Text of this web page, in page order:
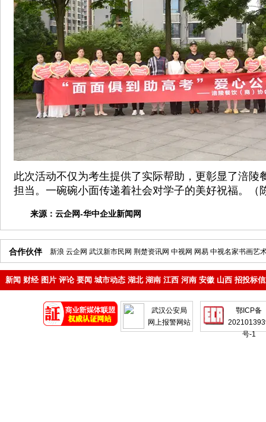
此次活动不仅为考生提供了实际帮助，更彰显了涪陵
担当。一碗碗小面传递着社会对学子的美好祝福。（
来源： 云企网-华中企业新闻网
合作伙伴 新浪 云企网 武汉新市民网 荆楚资讯网 中视网 网易 中视名家书画艺
新闻 财经 图片 评论 要闻 城市动态 湖北 湖南 江西 河南 安徽 山西 招投标
武汉公安局
网上报警网站
鄂ICP备
号-1